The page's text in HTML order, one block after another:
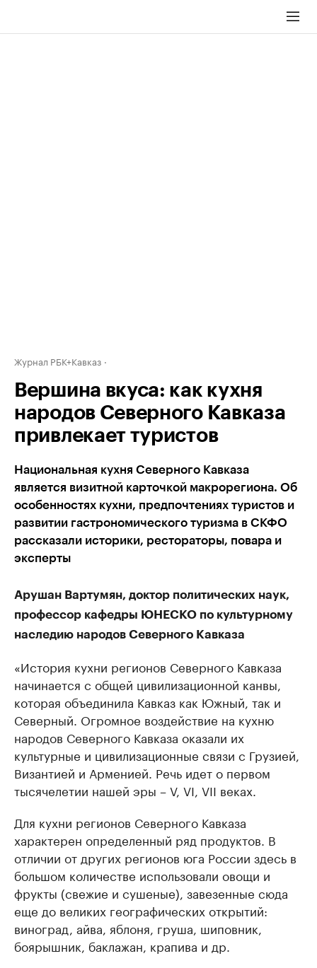
Журнал РБК+Кавказ
Вершина вкуса: как кухня
народов Северного Кавказа
привлекает туристов
Национальная кухня Северного Кавказа
является визитной карточкой макрорегиона. Об
особенностях кухни, предпочтениях туристов и
развитии гастрономического туризма в СКФО
рассказали историки, рестораторы, повара и
эксперты
Арушан Вартумян, доктор политических наук,
профессор кафедры ЮНЕСКО по культурному
наследию народов Северного Кавказа
«История кухни регионов Северного Кавказа
начинается с общей цивилизационной канвы,
которая объединила Кавказ как Южный, так и
Северный. Огромное воздействие на кухню
народов Северного Кавказа оказали их
культурные и цивилизационные связи с Грузией,
Византией и Арменией. Речь идет о первом
тысячелетии нашей эры – V, VI, VII веках.
Для кухни регионов Северного Кавказа
характерен определенный ряд продуктов. В
отличии от других регионов юга России здесь в
большом количестве использовали овощи и
фрукты (свежие и сушеные), завезенные сюда
еще до великих географических открытий:
виноград, айва, яблоня, груша, шиповник,
боярышник, баклажан, крапива и др.